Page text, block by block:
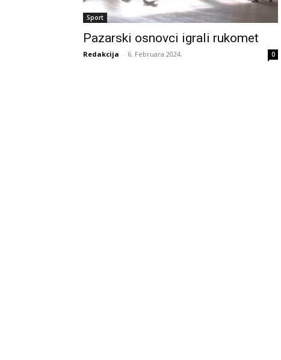
Sport
Pazarski osnovci igrali rukomet
Redakcija - 6. Februara 2024. 0